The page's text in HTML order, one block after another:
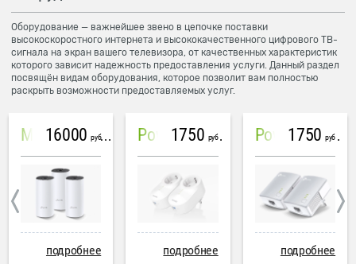
Оборудование — важнейшее звено в цепочке поставки
высокоскоростного интернета и высококачественного цифрового ТВ-
сигнала на экран вашего телевизора, от качественных характеристик
которого зависит надежность предоставления услуги. Данный раздел
посвящён видам оборудования, которое позволит вам полностью
раскрыть возможности предоставляемых услуг.
Mesh система TP-Link Deco M4 (3 устройства)
16000 руб
подробнее
PowerLine Tenda PH6
1750 руб
подробнее
PowerLine TP-Link AV600
1750 руб
подробнее